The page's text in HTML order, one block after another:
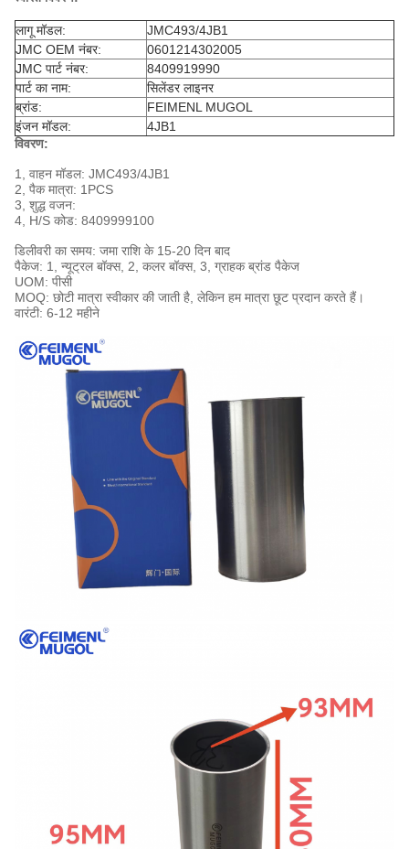
लागू मॉडल:
JMC493/4JB1
JMC OEM नंबर:
0601214302005
JMC पार्ट नंबर:
8409919990
पार्ट का नाम:
सिलेंडर लाइनर
ब्रांड:
FEIMENL MUGOL
इंजन मॉडल:
4JB1
विवरण:
1, वाहन मॉडल: JMC493/4JB1
2, पैक मात्रा: 1PCS
3, शुद्ध वजन:
4, H/S कोड: 8409999100
डिलीवरी का समय: जमा राशि के 15-20 दिन बाद
पैकेज: 1, न्यूट्रल बॉक्स, 2, कलर बॉक्स, 3, ग्राहक ब्रांड पैकेज
UOM: पीसी
MOQ: छोटी मात्रा स्वीकार की जाती है, लेकिन हम मात्रा छूट प्रदान करते हैं।
वारंटी: 6-12 महीने